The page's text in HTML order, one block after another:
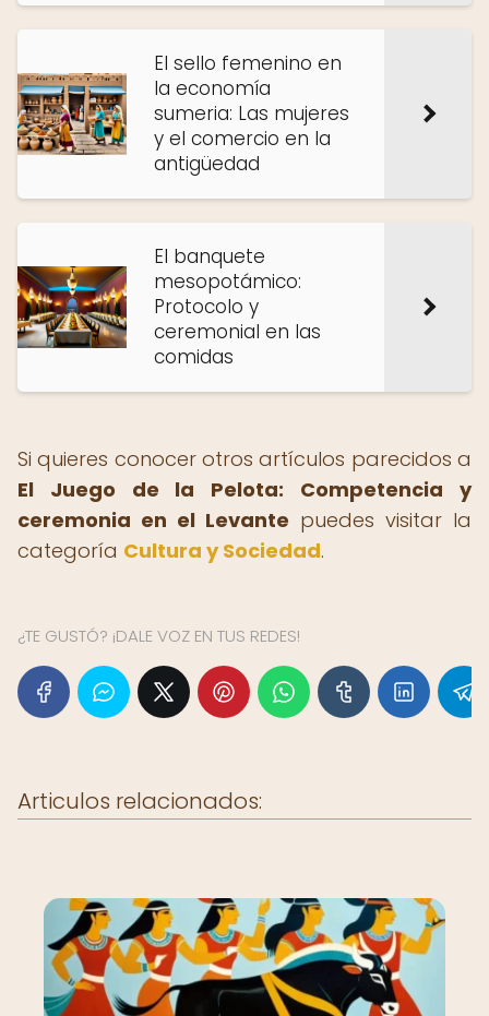
El sello femenino en
la economía
sumeria: Las mujeres
y el comercio en la
antigüedad
El banquete
mesopotámico:
Protocolo y
ceremonial en las
comidas
Si quieres conocer otros artículos parecidos a
El Juego de la Pelota: Competencia y
ceremonia en el Levante puedes visitar la
categoría Cultura y Sociedad.
¿TE GUSTÓ? ¡DALE VOZ EN TUS REDES!
Articulos relacionados: